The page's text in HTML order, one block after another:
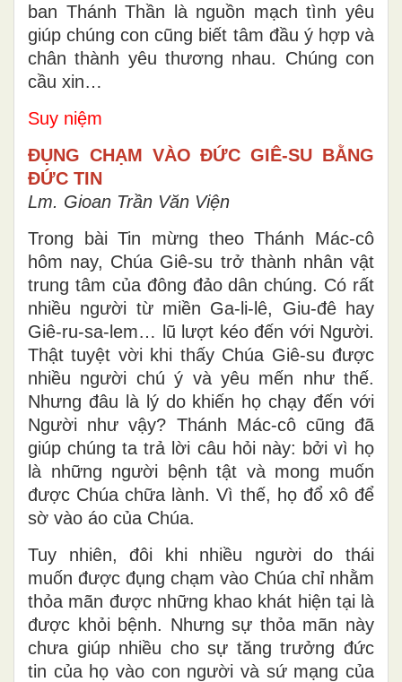
ban Thánh Thần là nguồn mạch tình yêu
giúp chúng con cũng biết tâm đầu ý hợp và
chân thành yêu thương nhau. Chúng con
cầu xin…
Suy niệm
ĐỤNG CHẠM VÀO ĐỨC GIÊ-SU BẰNG
ĐỨC TIN
Lm. Gioan Trần Văn Viện
Trong bài Tin mừng theo Thánh Mác-cô
hôm nay, Chúa Giê-su trở thành nhân vật
trung tâm của đông đảo dân chúng. Có rất
nhiều người từ miền Ga-li-lê, Giu-đê hay
Giê-ru-sa-lem… lũ lượt kéo đến với Người.
Thật tuyệt vời khi thấy Chúa Giê-su được
nhiều người chú ý và yêu mến như thế.
Nhưng đâu là lý do khiến họ chạy đến với
Người như vậy? Thánh Mác-cô cũng đã
giúp chúng ta trả lời câu hỏi này: bởi vì họ
là những người bệnh tật và mong muốn
được Chúa chữa lành. Vì thế, họ đổ xô để
sờ vào áo của Chúa.
Tuy nhiên, đôi khi nhiều người do thái
muốn được đụng chạm vào Chúa chỉ nhằm
thỏa mãn được những khao khát hiện tại là
được khỏi bệnh. Nhưng sự thỏa mãn này
chưa giúp nhiều cho sự tăng trưởng đức
tin của họ vào con người và sứ mạng của